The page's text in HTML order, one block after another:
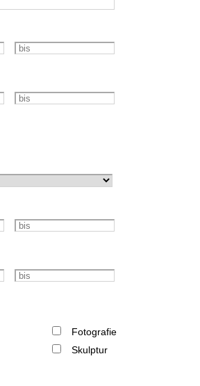
Fotografie
Skulptur